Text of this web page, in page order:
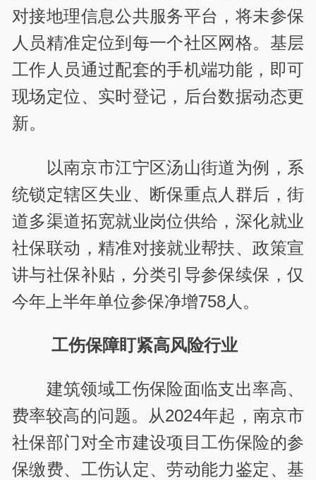
对接地理信息公共服务平台，将未参保
人员精准定位到每一个社区网格。基层
工作人员通过配套的手机端功能，即可
现场定位、实时登记，后台数据动态更
新。
以南京市江宁区汤山街道为例，系
统锁定辖区失业、断保重点人群后，街
道多渠道拓宽就业岗位供给，深化就业
社保联动，精准对接就业帮扶、政策宣
讲与社保补贴，分类引导参保续保，仅
今年上半年单位参保净增758人。
工伤保障盯紧高风险行业
建筑领域工伤保险面临支出率高、
费率较高的问题。从2024年起，南京市
社保部门对全市建设项目工伤保险的参
保缴费、工伤认定、劳动能力鉴定、基